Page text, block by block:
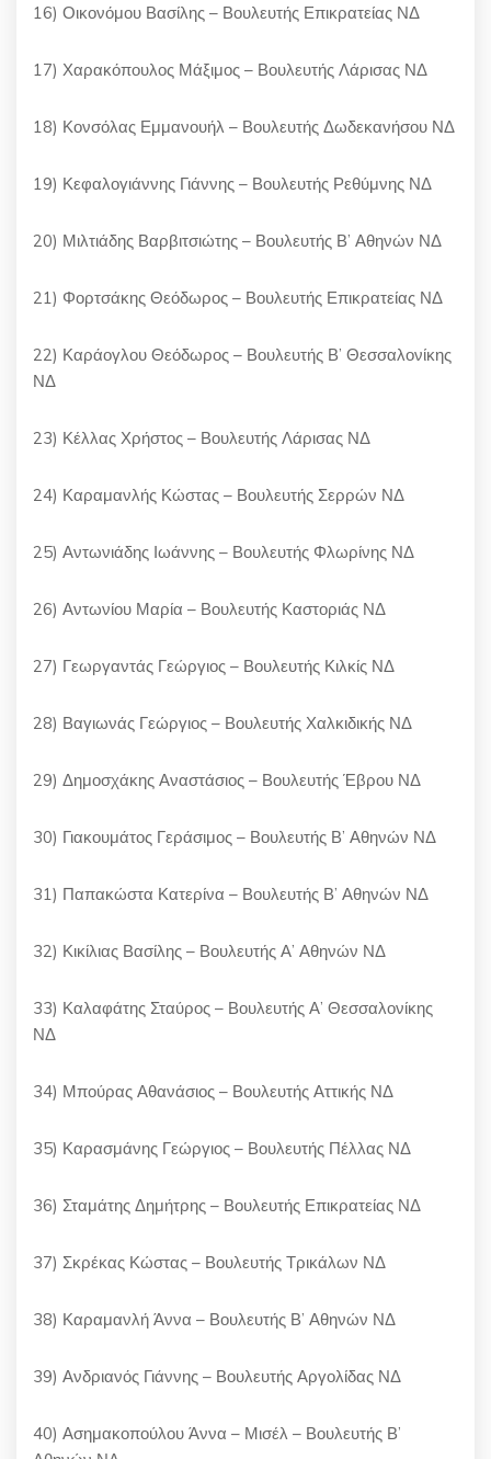
16) Οικονόμου Βασίλης – Βουλευτής Επικρατείας ΝΔ
17) Χαρακόπουλος Μάξιμος – Βουλευτής Λάρισας ΝΔ
18) Κονσόλας Εμμανουήλ – Βουλευτής Δωδεκανήσου ΝΔ
19) Κεφαλογιάννης Γιάννης – Βουλευτής Ρεθύμνης ΝΔ
20) Μιλτιάδης Βαρβιτσιώτης – Βουλευτής Β’ Αθηνών ΝΔ
21) Φορτσάκης Θεόδωρος – Βουλευτής Επικρατείας ΝΔ
22) Καράογλου Θεόδωρος – Βουλευτής Β’ Θεσσαλονίκης
ΝΔ
23) Κέλλας Χρήστος – Βουλευτής Λάρισας ΝΔ
24) Καραμανλής Κώστας – Βουλευτής Σερρών ΝΔ
25) Αντωνιάδης Ιωάννης – Βουλευτής Φλωρίνης ΝΔ
26) Αντωνίου Μαρία – Βουλευτής Καστοριάς ΝΔ
27) Γεωργαντάς Γεώργιος – Βουλευτής Κιλκίς ΝΔ
28) Βαγιωνάς Γεώργιος – Βουλευτής Χαλκιδικής ΝΔ
29) Δημοσχάκης Αναστάσιος – Βουλευτής Έβρου ΝΔ
30) Γιακουμάτος Γεράσιμος – Βουλευτής Β’ Αθηνών ΝΔ
31) Παπακώστα Κατερίνα – Βουλευτής Β’ Αθηνών ΝΔ
32) Κικίλιας Βασίλης – Βουλευτής Α’ Αθηνών ΝΔ
33) Καλαφάτης Σταύρος – Βουλευτής Α’ Θεσσαλονίκης
ΝΔ
34) Μπούρας Αθανάσιος – Βουλευτής Αττικής ΝΔ
35) Καρασμάνης Γεώργιος – Βουλευτής Πέλλας ΝΔ
36) Σταμάτης Δημήτρης – Βουλευτής Επικρατείας ΝΔ
37) Σκρέκας Κώστας – Βουλευτής Τρικάλων ΝΔ
38) Καραμανλή Άννα – Βουλευτής Β’ Αθηνών ΝΔ
39) Ανδριανός Γιάννης – Βουλευτής Αργολίδας ΝΔ
40) Ασημακοπούλου Άννα – Μισέλ – Βουλευτής Β’